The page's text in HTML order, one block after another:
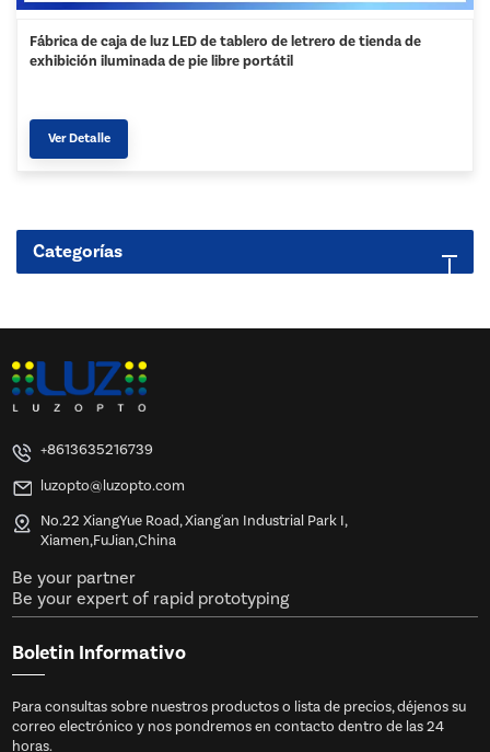
Fábrica de caja de luz LED de tablero de letrero de tienda de
exhibición iluminada de pie libre portátil
Ver Detalle
Categorías
+8613635216739
luzopto@luzopto.com
No.22 XiangYue Road, Xiang'an Industrial Park I,
Xiamen,FuJian,China
Be your partner
Be your expert of rapid prototyping
Boletin Informativo
Para consultas sobre nuestros productos o lista de precios, déjenos su
correo electrónico y nos pondremos en contacto dentro de las 24
horas.